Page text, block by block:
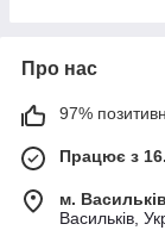
Про нас
97%
Працює з
м. Васильків
Васильків,